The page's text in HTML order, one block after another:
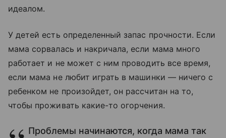
идеалом.
У детей есть определенный запас прочности. Если
мама сорвалась и накричала, если мама много
работает и не может с ним проводить все время,
если мама не любит играть в машинки — ничего с
ребенком не произойдет, он рассчитан на то,
чтобы проживать какие-то огорчения.
Проблемы начинаются, когда мама так